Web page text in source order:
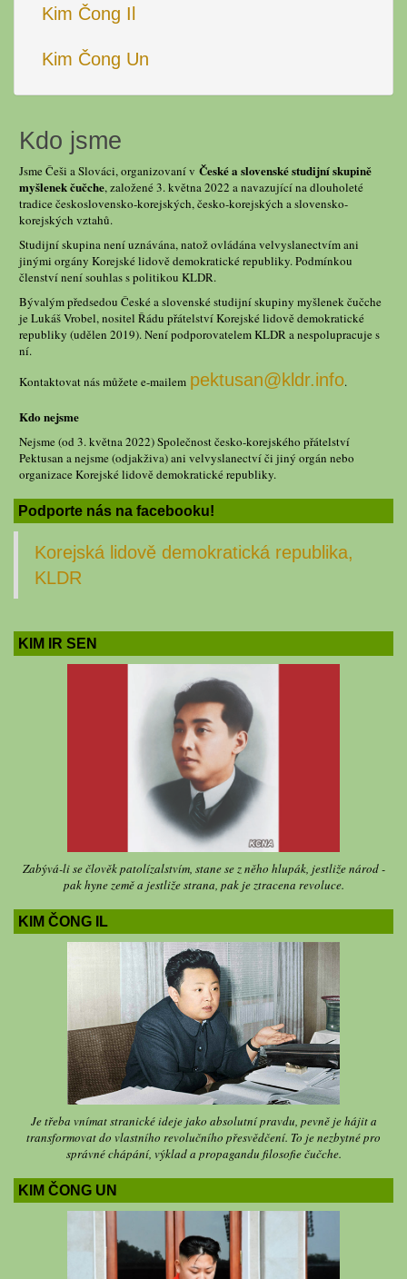
Kim Čong Il
Kim Čong Un
Kdo jsme
Jsme Češi a Slováci, organizovaní v České a slovenské studijní skupině
myšlenek čučche, založené 3. května 2022 a navazující na dlouholeté
tradice československo-korejských, česko-korejských a slovensko-
korejských vztahů.
Studijní skupina není uznávána, natož ovládána velvyslanectvím ani
jinými orgány Korejské lidově demokratické republiky. Podmínkou
členství není souhlas s politikou KLDR.
Bývalým předsedou České a slovenské studijní skupiny myšlenek čučche
je Lukáš Vrobel, nositel Řádu přátelství Korejské lidově demokratické
republiky (udělen 2019). Není podporovatelem KLDR a nespolupracuje s
ní.
Kontaktovat nás můžete e-mailem pektusan@kldr.info.
Kdo nejsme
Nejsme (od 3. května 2022) Společnost česko-korejského přátelství
Pektusan a nejsme (odjakživa) ani velvyslanectví či jiný orgán nebo
organizace Korejské lidově demokratické republiky.
Podporte nás na facebooku!
Korejská lidově demokratická republika,
KLDR
KIM IR SEN
Zabývá-li se člověk patolízalstvím, stane se z něho hlupák, jestliže národ -
pak hyne země a jestliže strana, pak je ztracena revoluce.
KIM ČONG IL
Je třeba vnímat stranické ideje jako absolutní pravdu, pevně je hájit a
transformovat do vlastního revolučního přesvědčení. To je nezbytné pro
správné chápání, výklad a propagandu filosofie čučche.
KIM ČONG UN